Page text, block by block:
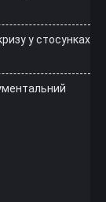
у стосунках